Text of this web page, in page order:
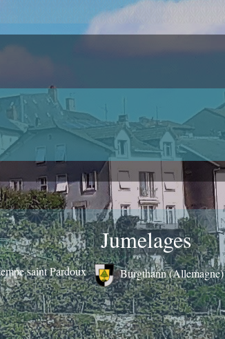
saint Pardoux
Jumelages
Burgthann (Allemagne)